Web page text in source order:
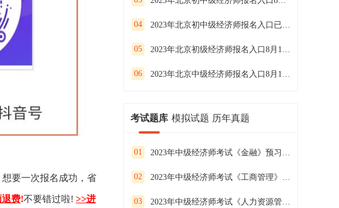
要一次报名成功，省
费!不要错过啦! >>进
04 2023年北京初中级经济师报名入口已开通
05 2023年北京初级经济师报名入口8月11日开通
06 2023年北京中级经济师报名入口8月11日开通
考试题库 模拟试题 历年真题
01 2023年中级经济师考试《金融》预习试卷（二）
02 2023年中级经济师考试《工商管理》预习试卷（一）
03 2023年中级经济师考试《人力资源管理》预习试卷（三）